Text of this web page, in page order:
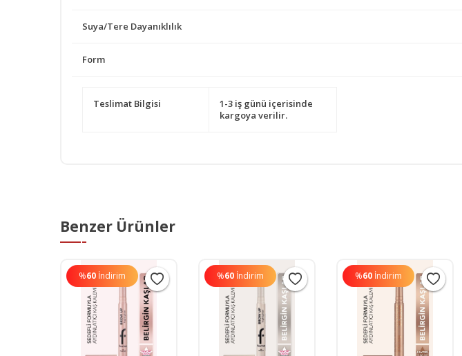
Suya/Tere Dayanıklılık
Form
Teslimat Bilgisi
1-3 iş günü içerisinde
kargoya verilir.
Benzer Ürünler
%60 İndirim %60 İndirim %60 İndirim